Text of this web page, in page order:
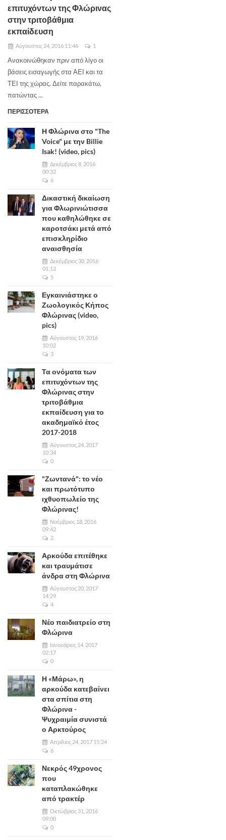
επιτυχόντων της Φλώρινας
στην τριτοβάθμια
εκπαίδευση
Αύγουστος 24, 2016 11:46 1
Ανακοινώθηκαν πριν από λίγο οι
βάσεις εισαγωγής στα ΑΕΙ και τα
ΤΕΙ της χώρας. Δείτε παρακάτω,
πατώντας ...
ΠΕΡΙΣΣΟΤΕΡΑ
Η Φλώρινα στο "The
Voice" με την Billie
Isak! (video, pics)
Δεκέμβριος 8, 2016
00:32
6
Δικαστική δικαίωση
για Φλωρινιώτισσα
που καθηλώθηκε σε
καροτσάκι μετά από
επισκληρίδιο
αναισθησία
Δεκέμβριος 30, 2016
01:12
5
Εγκαινιάστηκε ο
Ζωολογικός Κήπος
Φλώρινας (video,
pics)
Αύγουστος 19, 2016
10:02
3
Τα ονόματα των
επιτυχόντων της
Φλώρινας στην
τριτοβάθμια
εκπαίδευση για το
ακαδημαϊκό έτος
2017-2018
Αύγουστος 24, 2017
10:34
0
"Ζωντανά": το νέο
και πρωτότυπο
ιχθυοπωλείο της
Φλώρινας!
Νοέμβριος 18, 2016
09:42
2
Αρκούδα επιτέθηκε
και τραυμάτισε
άνδρα στη Φλώρινα
Αύγουστος 20, 2017
14:29
4
Νέο παιδιατρείο στη
Φλώρινα
Ιανουάριος 14, 2017
02:17
0
Η «Μάρω», η
αρκούδα κατεβαίνει
στα σπίτια στη
Φλώρινα -
Ψυχραιμία συνιστά
ο Αρκτούρος
Απρίλιος 24, 2017 15:24
6
Νεκρός 49χρονος
που
καταπλακώθηκε
από τρακτέρ
Οκτώβριος 31, 2016
09:00
0